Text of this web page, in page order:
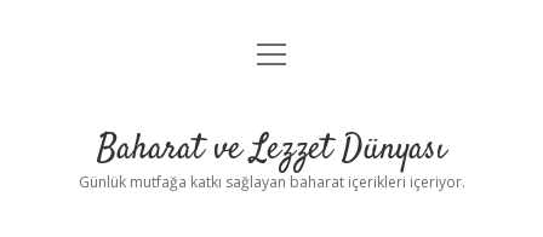
Anasayfa
Yasal Uyarı
menüyü
Baharat ve Lezzet Dünyası
Günlük mutfağa katkı sağlayan baharat içerikleri içeriyor.